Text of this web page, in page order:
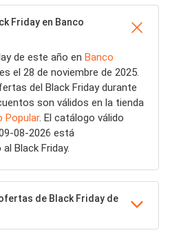
Friday en Banco
de este año en Banco
el 28 de noviembre de 2025.
del Black Friday durante
son válidos en la tienda
Popular. El catálogo válido
08-2026 está
Black Friday.
de Black Friday de